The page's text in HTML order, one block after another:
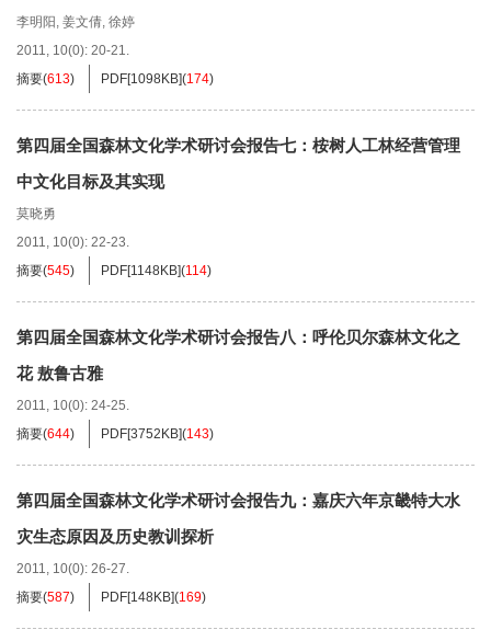
李明阳 , 姜文倩, 徐婷
2011, 10(0): 20-21.
摘要(613) PDF[1098KB](174)
第四届全国森林文化学术研讨会报告七：桉树人工林经营管理
中文化目标及其实现
莫晓勇
2011, 10(0): 22-23.
摘要(545) PDF[1148KB](114)
第四届全国森林文化学术研讨会报告八：呼伦贝尔森林文化之
花 敖鲁古雅
2011, 10(0): 24-25.
摘要(644) PDF[3752KB](143)
第四届全国森林文化学术研讨会报告九：嘉庆六年京畿特大水
灾生态原因及历史教训探析
2011, 10(0): 26-27.
摘要(587) PDF[148KB](169)